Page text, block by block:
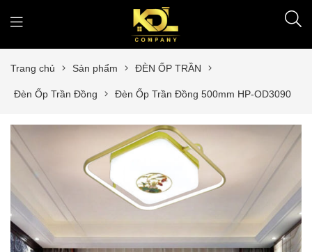
Trang chủ Sản phẩm ĐÈN ỐP TRẦN
Đèn Ốp Trần Đồng Đèn Ốp Trần Đồng 500mm HP-OD3090